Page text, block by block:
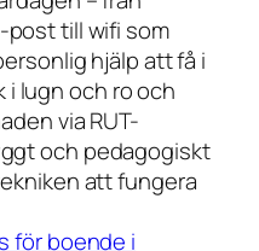
till wifi som
hjälp att få i
i lugn och ro och
via RUT-
och pedagogiskt
att fungera
för boende i